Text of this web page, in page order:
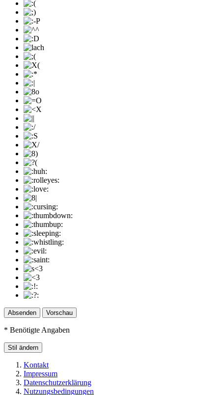
Vorschau
* Benötigte Angaben
Stil ändern
Kontakt
Impressum
Datenschutzerklärung
Nutzungsbedingungen